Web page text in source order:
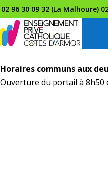
02 96 30 09 32 (La Malhoure)
Horaires communs aux
Ouverture du portail à 8h50